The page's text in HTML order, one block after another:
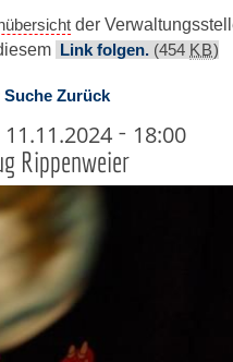
der
Link folgen. (454 KB)
Zurück
- 18:00
Rippenweier